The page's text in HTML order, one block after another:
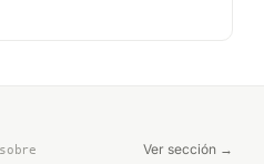
Ver sección →